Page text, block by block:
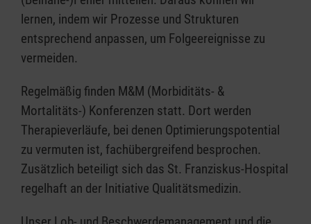
lernen, indem wir Prozesse und Strukturen
entsprechend anpassen, um Folgeereignisse zu
vermeiden.
Regelmäßig finden M&M (Morbiditäts- &
Mortalitäts-) Konferenzen statt. Dort werden
Therapieverläufe, bei denen Optimierungspotential
zu vermuten ist, fachübergreifend besprochen.
Zusätzlich beteiligt sich das St. Franziskus-Hospital
regelhaft an der Initiative Qualitätsmedizin.